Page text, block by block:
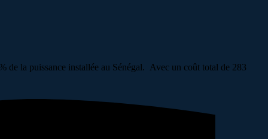
de la puissance installée au Sénégal. Avec un coût total de 283